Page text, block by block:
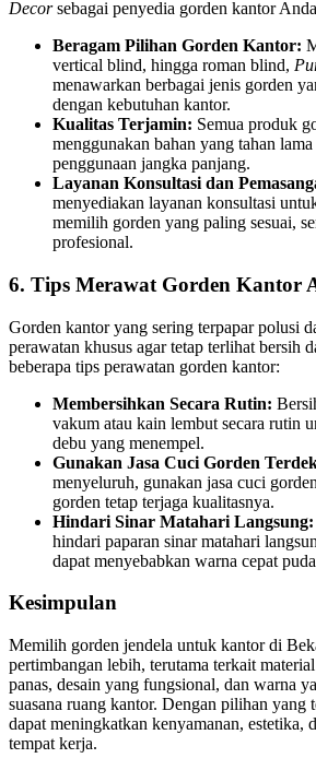
Decorsebagai penyedia gorden kantor
Beragam Pilihan Gorden Kantor:
vertical blind, hingga roman blind,
menawarkan berbagai jenis gorden
dengan kebutuhan kantor.
Kualitas Terjamin: Semua produk
menggunakan bahan yang tahan
penggunaan jangka panjang.
Layanan Konsultasi dan
menyediakan layanan konsultasi
memilih gorden yang paling sesuai,
profesional.
6. Tips Merawat Gorden Kantor
Gorden kantor yang sering terpapar polusi
perawatan khusus agar tetap terlihat bersih
beberapa tips perawatan gorden kantor:
Membersihkan Secara Rutin:
vakum atau kain lembut secara rutin
debu yang menempel.
Gunakan Jasa Cuci Gorden
menyeluruh, gunakan jasa cuci
gorden tetap terjaga kualitasnya.
Hindari Sinar Matahari Langsung:
hindari paparan sinar matahari
dapat menyebabkan warna cepat
Kesimpulan
Memilih gorden jendela untuk kantor di
pertimbangan lebih, terutama terkait
panas, desain yang fungsional, dan warna
suasana ruang kantor. Dengan pilihan yang
dapat meningkatkan kenyamanan, estetika,
tempat kerja.